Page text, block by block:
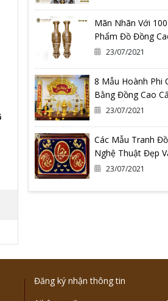
Mãn Nhãn Với
Phẩm Đồ Đồng
Tại Đồ Đồng Quang
23/07/2021
8 Mẫu Hoành Phi
Bằng Đồng Cao
Gia Tiên
23/07/2021
Các Mẫu Tranh
Nghệ Thuật Đẹp
Nghĩa Nhất Tại Đồ
23/07/2021
Đăng ký nhận thông tin